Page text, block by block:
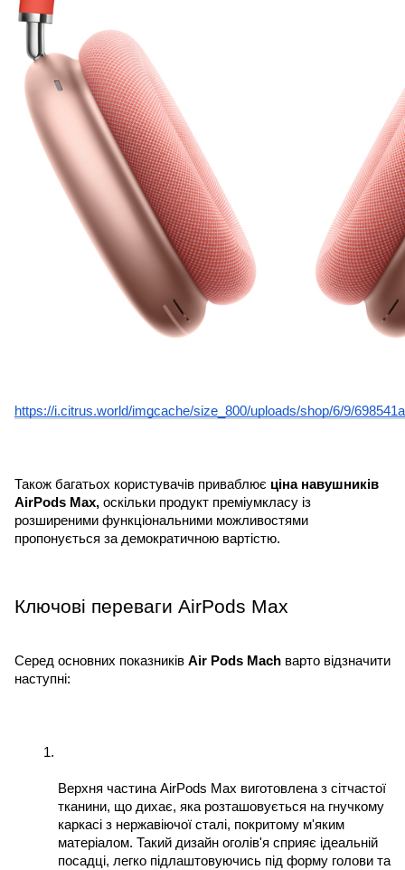
https://i.citrus.world/imgcache/size_800/uploads/shop/6/9/
Також багатьох користувачів приваблює ціна навушників
AirPods Max, оскільки продукт преміумкласу із
розширеними функціональними можливостями
пропонується за демократичною вартістю.
Ключові переваги AirPods Max
Серед основних показників Air Pods Mach варто відзначити
наступні:
Верхня частина AirPods Max виготовлена ​​з сітчастої
тканини, що дихає, яка розташовується на гнучкому
каркасі з нержавіючої сталі, покритому м'яким
матеріалом. Такий дизайн оголів'я сприяє ідеальній
посадці, легко підлаштовуючись під форму голови та